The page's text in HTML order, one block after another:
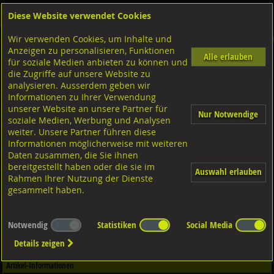
Shop Dübeltechnik Rahmenbefestigungen
Diverse Ausführungen
Rahmendübel
Diverse Ausführungen
Rahmendübel PROFIX PMFR-6/6R
Stahl verzinkt
Spreiznieten Flachkopf, Aluminium-Stahl 4x18 K:10-13
Artikel-Informationen
Diese Website verwendet Cookies
Wir verwenden Cookies, um Inhalte und
Anzeigen zu personalisieren, Funktionen
für soziale Medien anbieten zu können und
die Zugriffe auf unsere Website zu
analysieren. Ausserdem geben wir
Informationen zu Ihrer Verwendung
unserer Website an unsere Partner für
soziale Medien, Werbung und Analysen
weiter. Unsere Partner führen diese
Informationen möglicherweise mit weiteren
Daten zusammen, die Sie ihnen
bereitgestellt haben oder die sie im
Rahmen Ihrer Nutzung der Dienste
gesammelt haben.
Alle erlauben
Nur Notwendige
Auswahl erlauben
Notwendig Statistiken
Social Media
Details zeigen